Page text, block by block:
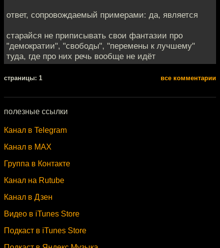
ответ, сопровождаемый примерами: да, является
старайся не приписывать свои фантазии про
"демократии", "свободы", "перемены к лучшему"
туда, где про них речь вообще не идёт
cтраницы: 1 все комментарии
полезные ссылки
Канал в Telegram
Канал в MAX
Группа в Контакте
Канал на Rutube
Канал в Дзен
Видео в iTunes Store
Подкаст в iTunes Store